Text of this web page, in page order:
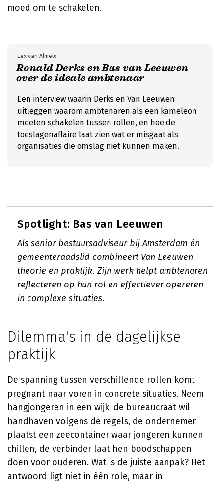
moed om te schakelen.
Ronald Derks en Bas van Leeuwen
over de ideale ambtenaar
Lex van Almelo
Een interview waarin Derks en Van Leeuwen
uitleggen waarom ambtenaren als een kameleon
moeten schakelen tussen rollen, en hoe de
toeslagenaffaire laat zien wat er misgaat als
organisaties die omslag niet kunnen maken.
Spotlight: Bas van Leeuwen
Als senior bestuursadviseur bij Amsterdam én
gemeenteraadslid combineert Van Leeuwen
theorie en praktijk. Zijn werk helpt ambtenaren
reflecteren op hun rol en effectiever opereren
in complexe situaties.
Dilemma's in de dagelijkse
praktijk
De spanning tussen verschillende rollen komt
pregnant naar voren in concrete situaties. Neem
hangjongeren in een wijk: de bureaucraat wil
handhaven volgens de regels, de ondernemer
plaatst een zeecontainer waar jongeren kunnen
chillen, de verbinder laat hen boodschappen
doen voor ouderen. Wat is de juiste aanpak? Het
antwoord ligt niet in één role, maar in